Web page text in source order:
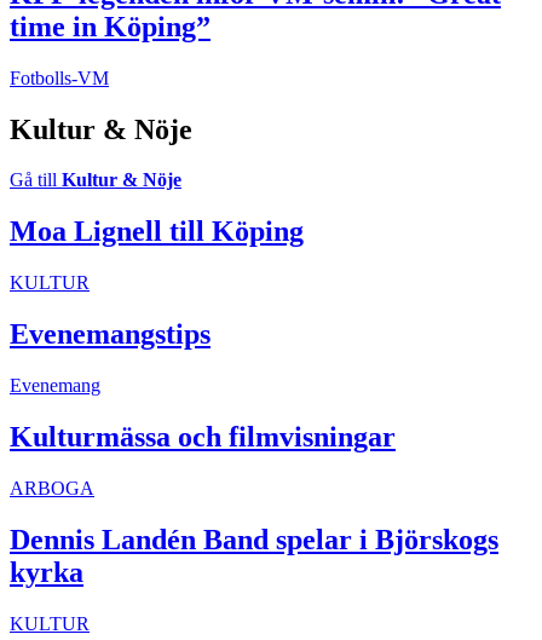
time in Köping”
Fotbolls-VM
Kultur & Nöje
Gå till Kultur & Nöje
Moa Lignell till Köping
KULTUR
Evenemangstips
Evenemang
Kulturmässa och filmvisningar
ARBOGA
Dennis Landén Band spelar i Björskogs
kyrka
KULTUR